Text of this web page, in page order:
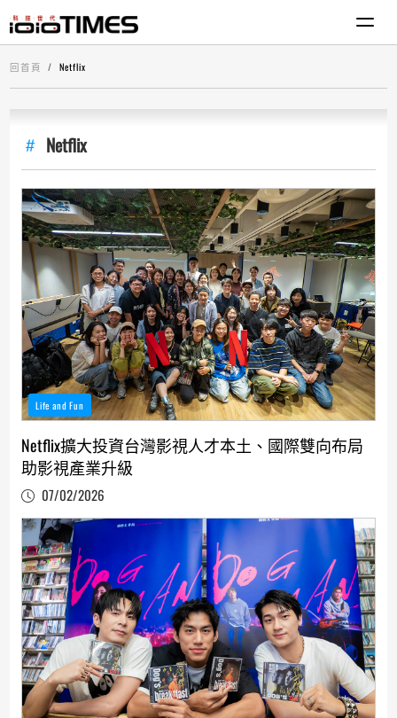
回首頁 Netflix
Netflix
Life and Fun
Netflix擴大投資台灣影視人才本土、國際雙向布局
助影視產業升級
07/02/2026